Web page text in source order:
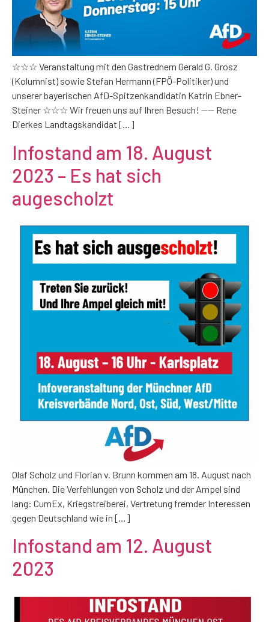
☆☆☆ Veranstaltung mit den Gastrednern Gerald G. Grosz
(Kolumnist) sowie Stefan Hermann (FPÖ-Politiker) und
unserer bayerischen AfD-Spitzenkandidatin Katrin Ebner-
Steiner ☆☆☆ Wir freuen uns auf Ihren Besuch! —— Rene
Dierkes Landtagskandidat […]
Infostand am 18. August
2023 – Es hat sich
augescholzt
Olaf Scholz und Florian v. Brunn kommen am 18. August nach
München. Die Verfehlungen von Scholz und der Ampel sind
lang: CumEx, Kriegstreiberei, Vertretung fremder Interessen
gegen Deutschland wie in […]
Infostand am 12. August
2023